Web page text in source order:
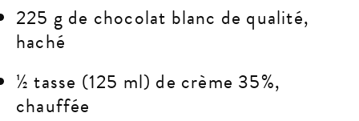
225 g de chocolat blanc de qualité,
haché
½ tasse (125 ml) de crème 35%,
chauffée